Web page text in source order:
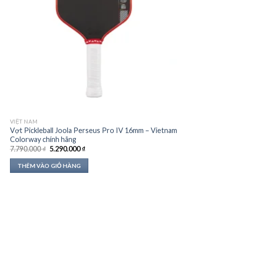
VIỆT NAM
Vợt Pickleball Joola Perseus Pro IV 16mm – Vietnam
Colorway chính hãng
7.790.000₫ Giá
là:
7.790.000 ₫.
5.290.000₫Giá
THÊM VÀO GIỎ HÀNG